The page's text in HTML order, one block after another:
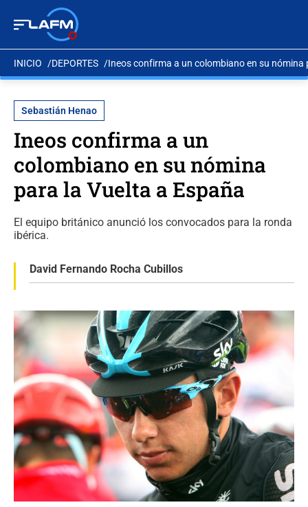
INICIO DEPORTES Ineos confirma a un colombiano en su nómina
Sebastián Henao
Ineos confirma a un
colombiano en su nómina
para la Vuelta a España
El equipo británico anunció los convocados para la ronda
ibérica.
David Fernando Rocha Cubillos